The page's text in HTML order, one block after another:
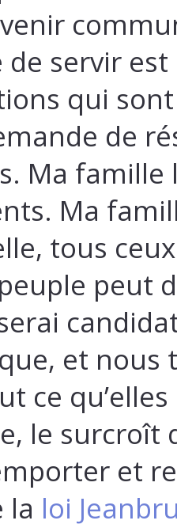
servir
qui
de
Ma
Ma
tous
peut
et nous
ce
le surcroît
et
la loi